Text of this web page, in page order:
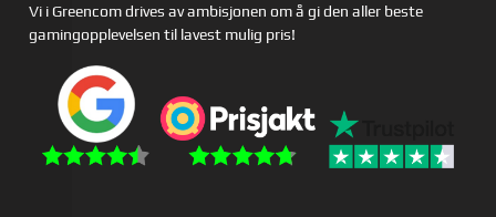
Vi i Greencom drives av ambisjonen om å gi den aller beste
gamingopplevelsen til lavest mulig pris!